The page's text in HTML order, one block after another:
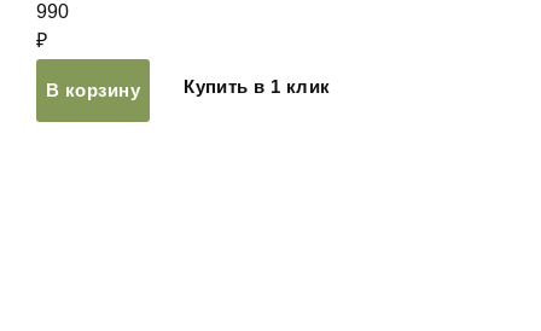
990
₽
В корзину Купить в 1 клик